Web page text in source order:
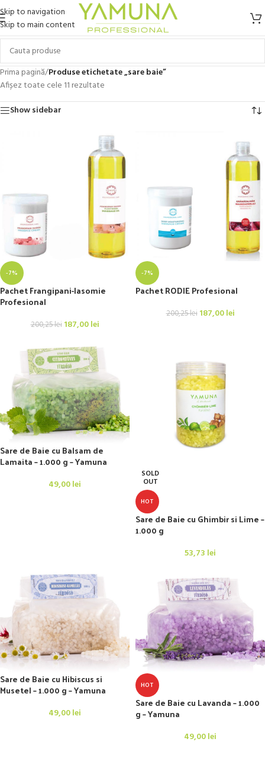
Skip to navigation
Skip to main content
Prima pagină/Produse etichetate „sare baie”
Afișez toate cele 11 rezultate
Show sidebar
-7%
Pachet Frangipani-Iasomie
Profesional
200,25lei 187,00lei
-7%
Pachet RODIE Profesional
200,25lei 187,00lei
Sare de Baie cu Balsam de
Lamaita – 1.000 g – Yamuna
49,00lei
SOLD
OUT
HOT
Sare de Baie cu Ghimbir si Lime –
1.000 g
53,73 lei
Sare de Baie cu Hibiscus si
Musetel – 1.000 g – Yamuna
49,00lei
HOT
Sare de Baie cu Lavanda – 1.000
g – Yamuna
49,00lei